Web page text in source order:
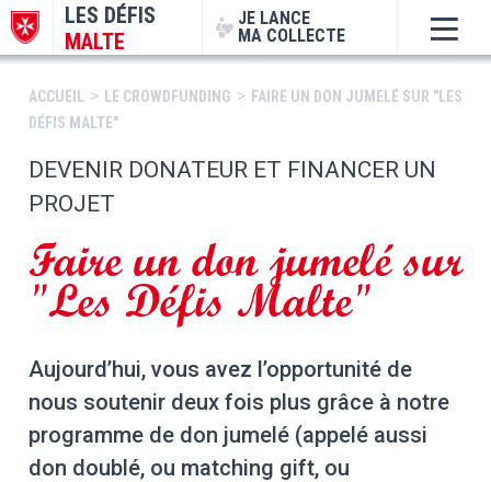
LES DÉFIS
MALTE
JE LANCE
MA COLLECTE
ACCUEIL > LE CROWDFUNDING > FAIRE UN DON JUMELÉ SUR "LES
DÉFIS MALTE"
DEVENIR DONATEUR ET FINANCER UN
PROJET
Faire un don jumelé sur
"Les Défis Malte"
Aujourd’hui, vous avez l’opportunité de
nous soutenir deux fois plus grâce à notre
programme de don jumelé (appelé aussi
don doublé, ou matching gift, ou